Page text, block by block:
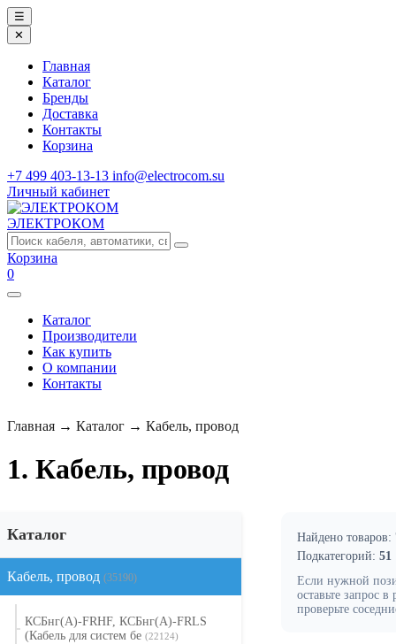
☰
✕
Главная
Каталог
Бренды
Доставка
Контакты
Корзина
+7 499 403-13-13 info@electrocom.su
Личный кабинет
ЭЛЕКТРОКОМ
Корзина
0
Каталог
Производители
Как купить
О компании
Контакты
Главная → Каталог → Кабель, провод
1. Кабель, провод
Каталог
Кабель, провод (35190)
КСБнг(А)-FRHF, КСБнг(А)-FRLS
(Кабель для систем бе (22124)
Найдено товаров:
Подкатегорий: 51
Если нужной
оставьте запрос в
проверьте